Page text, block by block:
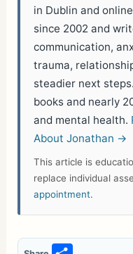
in Dublin and
since 2002 and
communication,
trauma,
steadier next
books and nearly
and mental health.
About Jonathan →
This article is
replace individual
appointment.